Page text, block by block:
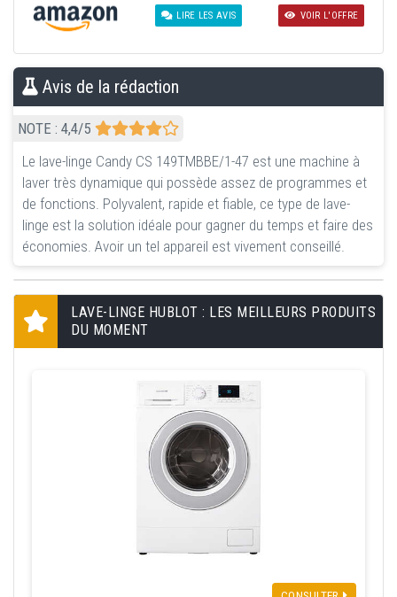
LIRE LES AVIS VOIR L'OFFRE
Avis de la rédaction
NOTE : 4,4/5
Le lave-linge Candy CS 149TMBBE/1-47 est une machine à
laver très dynamique qui possède assez de programmes et
de fonctions. Polyvalent, rapide et fiable, ce type de lave-
linge est la solution idéale pour gagner du temps et faire des
économies. Avoir un tel appareil est vivement conseillé.
LAVE-LINGE HUBLOT : LES MEILLEURS PRODUITS
DU MOMENT